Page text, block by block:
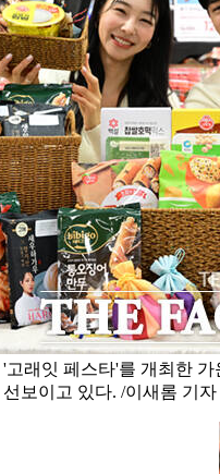
고래잇 페스타'를 개최한
보이고 있다. /이새롬 기자